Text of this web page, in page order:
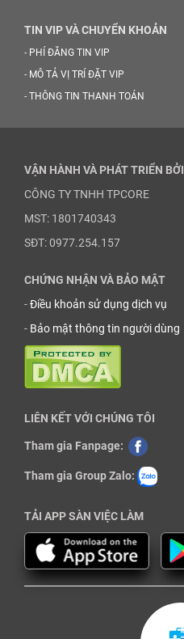
TIN VIP VÀ CHUYỂN KHOẢN
- PHÍ ĐĂNG TIN VIP
- MÔ TẢ VỊ TRÍ ĐẶT VIP
- THÔNG TIN THANH TOÁN
VẬN HÀNH VÀ PHÁT TRIỂN BỞI
CÔNG TY TNHH TPCORE
MST: 1801740343
SĐT: 0977.254.157
CHỨNG NHẬN VÀ BẢO MẬT
-Điều khoản sử dụng dịch vụ
- Bảo mật thông tin người dùng
LIÊN KẾT VỚI CHÚNG TÔI
Tham gia Fanpage:
Tham gia Group Zalo:
TẢI APP SÀN VIỆC LÀM